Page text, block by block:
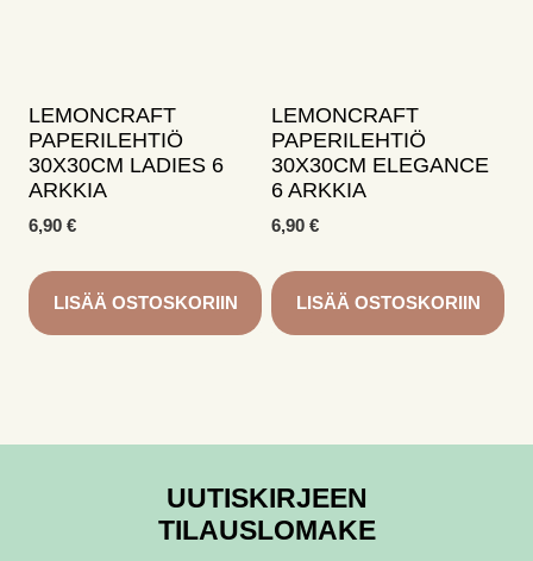
LEMONCRAFT
PAPERILEHTIÖ
30X30CM LADIES 6
ARKKIA
6,90 €
LISÄÄ OSTOSKORIIN
LEMONCRAFT
PAPERILEHTIÖ
30X30CM ELEGANCE
6 ARKKIA
6,90 €
LISÄÄ OSTOSKORIIN
UUTISKIRJEEN
TILAUSLOMAKE